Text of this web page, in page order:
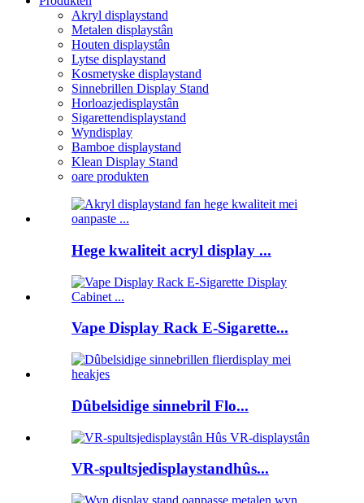
Akryl displaystand
Metalen displaystân
Houten displaystân
Lytse displaystand
Kosmetyske displaystand
Sinnebrillen Display Stand
Horloazjedisplaystân
Sigarettendisplaystand
Wyndisplay
Bamboe displaystand
Klean Display Stand
oare produkten
Hege kwaliteit acryl display ...
Vape Display Rack E-Sigarette...
Dûbelsidige sinnebril Flo...
VR-spultsjedisplaystandhûs...